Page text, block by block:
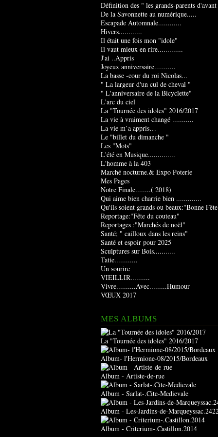
Définition des " les grands-parents
De la Savonnette au numérique.....
Escapade Automnale............
Hivers............
Il était une fois mon "idole"
Il vaut mieux en rire.............
J'ai ..Appris
Joyeux anniversaire...........
La basse -cour du roi Nicolas...
" La largeur d'un cul de cheval "
" L'anniversaire de la Bicyclette"
L'arc du ciel
La "Tournée des idoles" 2016/2017
La vie à vraiment changé ...........
La vie m’a appris…
Le "billet du dimanche "
Les "Mots"
L'été en Musique..............
L'homme à la 403
Marché nocturne.& Expo Poterie
Mes Pages
Notre Finale........( 2018)
Qui aime bien charrie bien .............
Qu'ils soient grands ou beaux:"Bonne
Reportage:"Fête du couteau"
Reportages :"Marchés de noël"
Santé; " cailloux dans les reins"
Santé et espoir pour 2025
Sculptures sur Bois...........
Tatie............
Un sourire
VIEILLIR..........
Vivre..........Avec.........Humour
VŒUX 2017
MES ALBUMS
La "Tournée des idoles" 2016/2017
Album- l'Hermione-08/2015/Bordeaux
Album - Artiste-de-rue
Album - Sarlat-.Cite-Medievale
Album - Les-Jardins-de-
Album - Criterium-.Castillon.2014